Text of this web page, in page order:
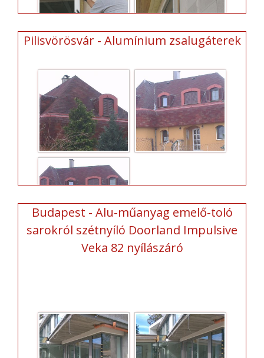
Pilisvörösvár - Alumínium zsalugáterek
Budapest - Alu-műanyag emelő-toló
sarokról szétnyíló Doorland Impulsive
Veka 82 nyílászáró